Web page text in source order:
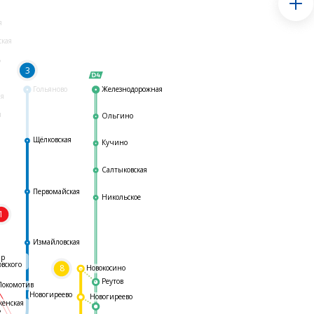
Гольяново
3
8
Железнодорожная
Ольгино
Кучино
Салтыковская
Никольское
Реутов
Измайловская
Первомайская
Щёлковская
Новогиреево
Новогиреево
Новокосино